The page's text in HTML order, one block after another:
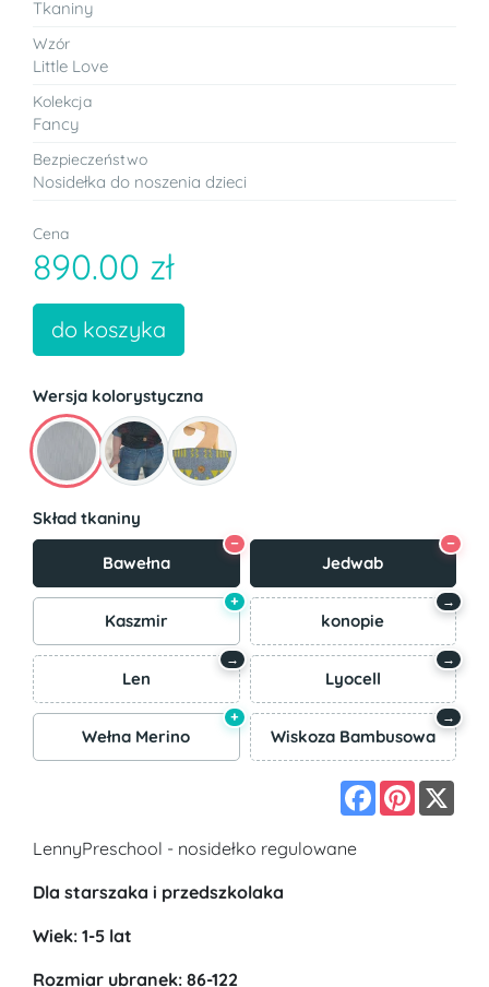
Tkaniny
Wzór
Little Love
Kolekcja
Fancy
Bezpieczeństwo
Nosidełka do noszenia dzieci
Cena
890.00 zł
do koszyka
Wersja kolorystyczna
Skład tkaniny
Bawełna
−
Jedwab
−
Kaszmir
+
konopie
→
Len
→
Lyocell
→
Wełna Merino
+
Wiskoza Bambusowa
→
Facebook
Pinterest
LennyPreschool - nosidełko regulowane
Dla starszaka i przedszkolaka
Wiek: 1-5 lat
Rozmiar ubranek: 86-122